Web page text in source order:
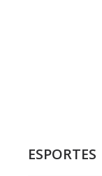
ESPORTES